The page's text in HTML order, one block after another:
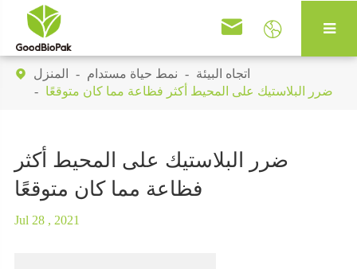
 
 المنزل نمط حياة مستدام
اتجاه البيئة
ضرر البلاستيك على المحيط أكثر فظاعة مما كان متوقعًا
ضرر البلاستيك على المحيط أكثر
فظاعة مما كان متوقعًا
Jul 28 , 2021